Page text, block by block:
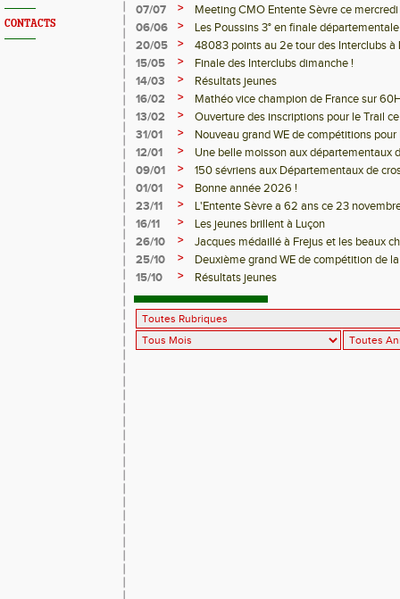
CONTACTS
07/07
>
Meeting CMO Entente Sèvre ce
06/06
>
Les Poussins 3° en finale départementale
20/05
>
48083 points au 2e tour des Interclubs à
15/05
>
Finale des Interclubs dimanche !
14/03
>
Résultats jeunes
16/02
>
Mathéo vice champion de France sur
13/02
>
Ouverture des inscriptions pour le Trail
31/01
>
Nouveau grand WE de compétitions
12/01
>
Une belle moisson aux départementaux
09/01
>
150 sévriens aux Départementaux de
01/01
>
Bonne année 2026 !
23/11
>
L'Entente Sèvre a 62 ans ce 23
16/11
>
Les jeunes brillent à Luçon
26/10
>
Jacques médaillé à Frejus et les beaux
25/10
>
Deuxième grand WE de compétition de
15/10
> Résultats jeunes